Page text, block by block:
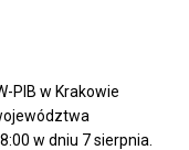
PIB w Krakowie
w dniu 7 sierpnia.